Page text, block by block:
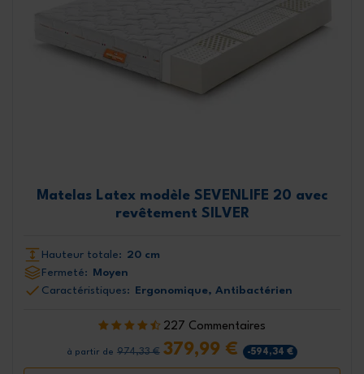
Matelas Latex modèle SEVENLIFE 20 avec
revêtement SILVER
Hauteur totale: 20 cm
Fermeté:
Moyen
Caractéristiques:
Ergonomique, Antibactérien
227 Commentaires
à partir de 974,33 € 379,99 € -594,34 €